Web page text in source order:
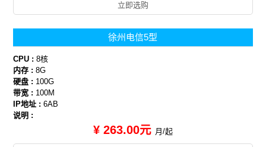
立即选购
徐州电信5型
CPU :8核
内存 :8G
硬盘 : 100G
带宽 : 100M
IP地址 :6AB
说明 :
¥ 263.00元 月/起